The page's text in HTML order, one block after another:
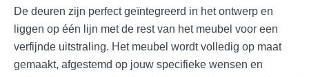
De deuren zijn perfect geïntegreerd in het ontwerp en
liggen op één lijn met de rest van het meubel voor een
verfijnde uitstraling. Het meubel wordt volledig op maat
gemaakt, afgestemd op jouw specifieke wensen en